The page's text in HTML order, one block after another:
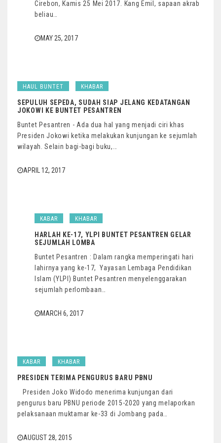
Cirebon, Kamis 25 Mei 2017. Kang Emil, sapaan akrab
beliau…
MAY 25, 2017
HAUL BUNTET KHABAR
SEPULUH SEPEDA, SUDAH SIAP JELANG KEDATANGAN
JOKOWI KE BUNTET PESANTREN
Buntet Pesantren - Ada dua hal yang menjadi ciri khas
Presiden Jokowi ketika melakukan kunjungan ke sejumlah
wilayah. Selain bagi-bagi buku,…
APRIL 12, 2017
KABAR KHABAR
HARLAH KE-17, YLPI BUNTET PESANTREN GELAR
SEJUMLAH LOMBA
Buntet Pesantren : Dalam rangka memperingati hari
lahirnya yang ke-17, Yayasan Lembaga Pendidikan
Islam (YLPI) Buntet Pesantren menyelenggarakan
sejumlah perlombaan…
MARCH 6, 2017
KABAR KHABAR
PRESIDEN TERIMA PENGURUS BARU PBNU
Presiden Joko Widodo menerima kunjungan dari
pengurus baru PBNU periode 2015-2020 yang melaporkan
pelaksanaan muktamar ke-33 di Jombang pada…
AUGUST 28, 2015